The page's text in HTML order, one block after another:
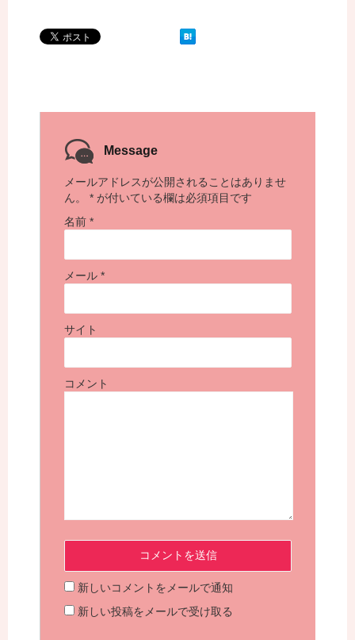
Message
メールアドレスが公開されることはありませ
ん。
* が付いている欄は必須項目です
名前 *
メール *
サイト
コメント
新しいコメントをメールで通知
新しい投稿をメールで受け取る